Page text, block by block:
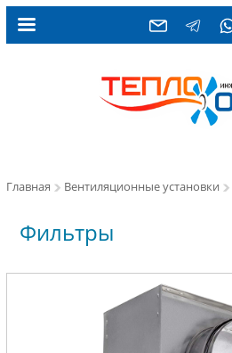
Главная Вентиляционные установки
Фильтры